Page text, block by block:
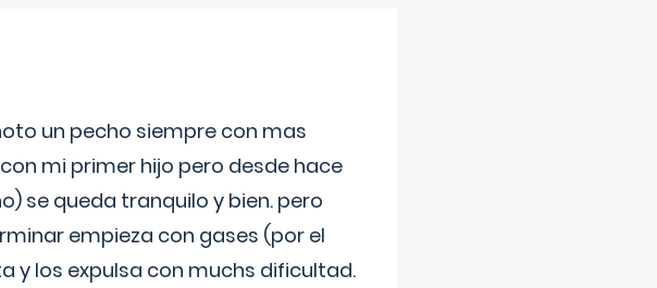
un pecho siempre con mas
mi primer hijo pero desde hace
se queda tranquilo y bien. pero
empieza con gases (por el
y los expulsa con muchs dificultad.